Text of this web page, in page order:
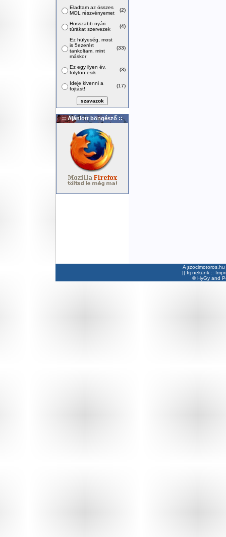
Eladtam az összes
MOL részvényemet
(2)
Hosszabb nyári
túrákat szervezek
(4)
Ez hülyeség, most
is 5ezerért
tankoltam, mint
máskor
(33)
Ez egy ilyen év,
folyton esik
(3)
Ideje kivenni a
fojtást!
(17)
:: Ajánlott böngésző ::
A
|| Írj nekünk ::
©HyGyand